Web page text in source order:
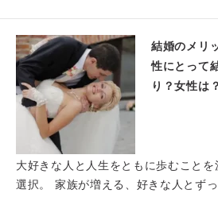
結婚のメリ
性にとって
り？女性は？
大好きな人と人生をともに歩むことを
選択。 家族が増える、好きな人とず